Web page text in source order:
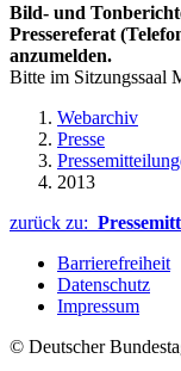
Bild- und
Pressereferat
anzumelden.
Bitte im Sitzungssaal
Webarchiv
Presse
2013
zurück zu:
Barrierefreiheit
Datenschutz
Impressum
© Deutscher